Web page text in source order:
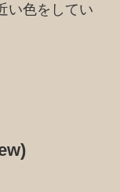
い色をしてい